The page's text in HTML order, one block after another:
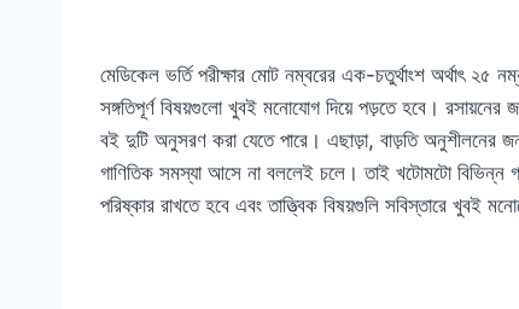
মেডিকেল ভর্তি পরীক্ষার মোট নম্বরের এক-চতুর্থাংশ অর্থাৎ ২৫
সঙ্গতিপূর্ণ বিষয়গুলো খুবই মনোযোগ দিয়ে পড়তে হবে। রসায়নের
বই দুটি অনুসরণ করা যেতে পারে। এছাড়া, বাড়তি অনুশীলনের
গাণিতিক সমস্যা আসে না বললেই চলে। তাই খটোমটো বিভিন্ন
পরিষ্কার রাখতে হবে এবং তাত্ত্বিক বিষয়গুলি সবিস্তারে খুবই